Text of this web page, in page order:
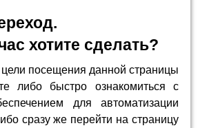
хотите сделать?
цели посещения данной страницы
либо быстро ознакомиться с
для автоматизации
сразу же перейти на страницу